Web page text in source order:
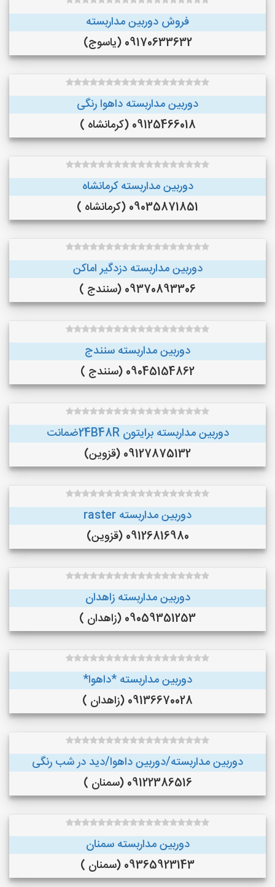
فروش دوربین مداربسته
09170633632 (یاسوج)
دوربین مداربسته داهوا رنگی
09125466018 (کرمانشاه )
دوربین مداربسته کرمانشاه
09035871851 (کرمانشاه )
دوربین مداربسته دزدگیر اماکن
09370893306 (سنندج )
دوربین مداربسته سنندج
09045154862 (سنندج )
دوربین مداربسته برایتون 24B48Rضمانت
09127875132 (قزوین)
دوربین مداربسته raster
09126816980 (قزوین)
دوربین مداربسته زاهدان
09059351253 (زاهدان )
دوربین مداربسته *داهوا*
09136670028 (زاهدان )
دوربین مداربسته/دوربین داهوا/دید در شب رنگی
09122386516 (سمنان )
دوربین مداربسته سمنان
09365923143 (سمنان )